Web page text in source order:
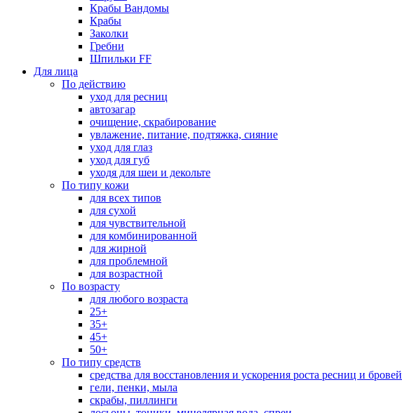
Крабы Вандомы
Крабы
Заколки
Гребни
Шпильки FF
Для лица
По действию
уход для ресниц
автозагар
очищение, скрабирование
увлажение, питание, подтяжка, сияние
уход для глаз
уход для губ
уходя для шеи и декольте
По типу кожи
для всех типов
для сухой
для чувствительной
для комбинированной
для жирной
для проблемной
для возрастной
По возрасту
для любого возраста
25+
35+
45+
50+
По типу средств
средства для восстановления и ускорения роста ресниц и бровей
гели, пенки, мыла
скрабы, пиллинги